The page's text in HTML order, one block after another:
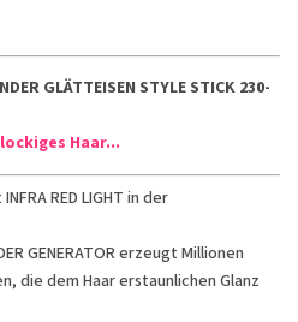
GLÄTTEISEN STYLE STICK 230-
Haar...
RED LIGHT in der
GENERATOR erzeugt Millionen
die dem Haar erstaunlichen Glanz